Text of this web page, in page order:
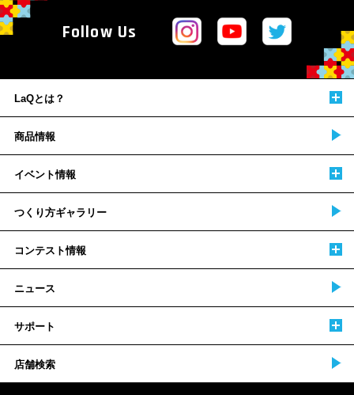
Follow Us
LaQとは？
商品情報
イベント情報
つくり方ギャラリー
コンテスト情報
ニュース
サポート
店舗検索